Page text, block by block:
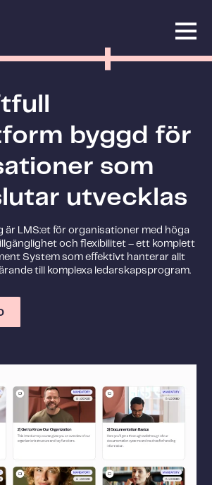
byggd för
som
utvecklas
är LMS:et för organisationer med höga
och flexibilitet – ett komplett
System som effektivt hanterar allt
till komplexa ledarskapsprogram.